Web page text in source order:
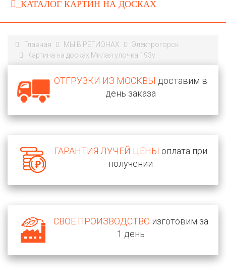
Главная МЫ В РЕГИОНАХ
Электрогорск
Картина на досках Милая улочка 193v
ОТГРУЗКИ ИЗ МОСКВЫ доставим в
день заказа
ГАРАНТИЯ ЛУЧЕЙ ЦЕНЫ оплата при
получении
СВОЕ ПРОИЗВОДСТВО изготовим за
1 день